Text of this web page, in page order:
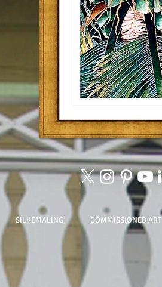
SILKEMALING COMMISSIONED ART